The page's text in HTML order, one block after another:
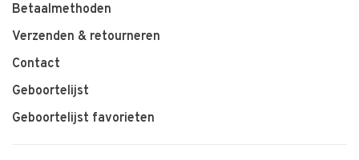
Betaalmethoden
Verzenden & retourneren
Contact
Geboortelijst
Geboortelijst favorieten